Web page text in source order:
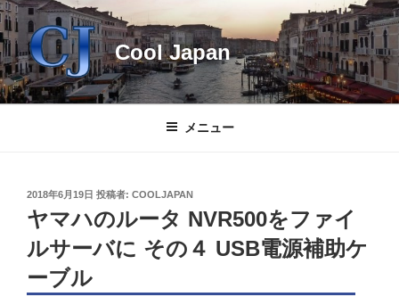
コ
ン
テ
ン
ツ
Cool Japan
メニュー
投
稿
日:
2018年6月19日 投稿者: COOLJAPAN
ヤマハのルータ NVR500をファイ
ルサーバに その４ USB電源補助ケ
ーブル